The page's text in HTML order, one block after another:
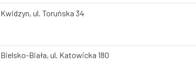
Kwidzyn, ul. Toruńska 34
Bielsko-Biała, ul. Katowicka 180